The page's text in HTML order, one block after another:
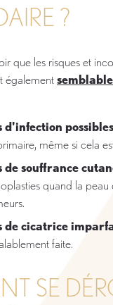
?
que les risques et
également
d'infection
même si cela
de souffrance
quand la
de cicatrice
faite.
SE